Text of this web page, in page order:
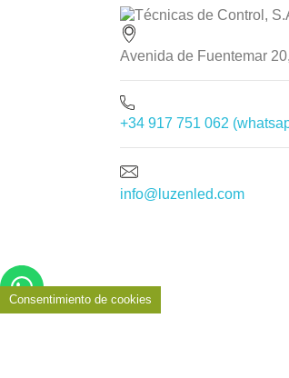
Avenida de Fuentemar
+34 917 751 062
info@luzenled.com
Consentimiento de cookies